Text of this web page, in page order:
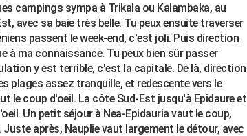
campings sympa à Trikala ou Kalambaka, au
avec sa baie très belle. Tu peux ensuite traverser
passent le week-end, c'est joli. Puis direction
à ma connaissance. Tu peux bien sûr passer
y est terrible, c'est la capitale. De là, direction
plages assez tranquille, et redescente vers le
le coup d'oeil. La côte Sud-Est jusqu'à Epidaure et
Un petit séjour à Nea-Epidauria vaut le coup,
après, Nauplie vaut largement le détour, avec